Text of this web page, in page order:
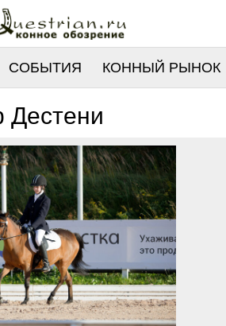
СОБЫТИЯ КОННЫЙ РЫНОК